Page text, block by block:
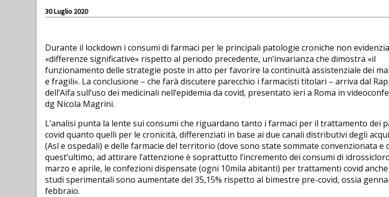
30 Luglio 2020
Durante il lockdown i consumi di farmaci per le principali patologie croniche non
«differenze significative» rispetto al periodo precedente, un’invarianza che dimostra «il
funzionamento delle strategie poste in atto per favorire la continuità assistenziale dei
e fragili». La conclusione – che farà discutere parecchio i farmacisti titolari – arriva dal
dell’Aifa sull’uso dei medicinali nell’epidemia da covid, presentato ieri a Roma in
dg Nicola Magrini.
L’analisi punta la lente sui consumi che riguardano tanto i farmaci per il trattamento dei
covid quanto quelli per le cronicità, differenziati in base ai due canali distributivi degli
(Asl e ospedali) e delle farmacie del territorio (dove sono state sommate convenzionata e
quest’ultimo, ad attirare l’attenzione è soprattutto l’incremento dei consumi di
marzo e aprile, le confezioni dispensate (ogni 10mila abitanti) per trattamenti covid
studi sperimentali sono aumentate del 35,15% rispetto al bimestre pre-covid, ossia
febbraio.